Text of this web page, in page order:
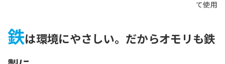
て使用
鉄は環境にやさしい。だからオモリも鉄